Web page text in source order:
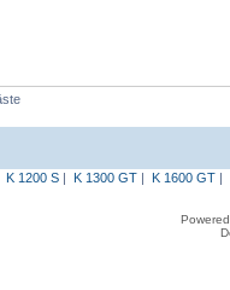
K 1200 S| K 1300 GT| K 1600 GT|